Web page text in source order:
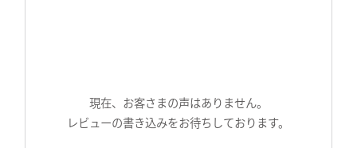
現在、お客さまの声はありません。
レビューの書き込みをお待ちしております。